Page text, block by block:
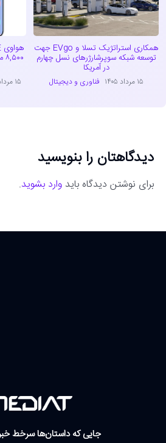
همکاری استراتژیک تسلا و EVgo جهت
توسعه شبکه سوپرشارژرهای نسل چهارم
در آمریکا
۱۵ مرداد ۱۴۰۵ فناوری و دیجیتال ۱۵ مرداد ۱۴۰۵
دیدگاهتان را بنویسید
برای نوشتن دیدگاه باید وارد بشوید.
جایی که داستان‌ها سرخط